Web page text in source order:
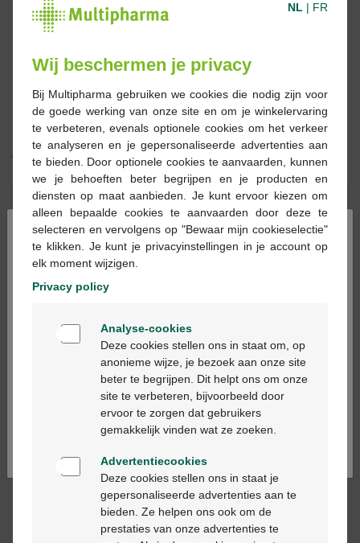
16,01 €
Commander Réserver
En stock en ligne
Quantité max. = 12
Les jours ouvrables commandé avant 12h, livré
le jour ouvrable suivant
gratuite dans votre pharmacie Multipharma
Livraison à domicilegratuiteà partir de 55 €
Paiement
sécurisé
Service clientèle
par chat ou formulaire de contact
Description du produit
×
Bienvenue
Ga verder in het nederlands
Continuez en français
NL | FR
Wij beschermen je privacy
Bij Multipharma gebruiken we cookies die nodig zijn voor
de goede werking van onze site en om je winkelervaring
te verbeteren, evenals optionele cookies om het verkeer
te analyseren en je gepersonaliseerde advertenties aan
te bieden. Door optionele cookies te aanvaarden, kunnen
we je behoeften beter begrijpen en je producten en
diensten op maat aanbieden. Je kunt ervoor kiezen om
alleen bepaalde cookies te aanvaarden door deze te
selecteren en vervolgens op "Bewaar mijn cookieselectie"
te klikken. Je kunt je privacyinstellingen in je account op
elk moment wijzigen.
Privacy policy
Analyse-cookies
Deze cookies stellen ons in staat om, op
anonieme wijze, je bezoek aan onze site
beter te begrijpen. Dit helpt ons om onze
site te verbeteren, bijvoorbeeld door
ervoor te zorgen dat gebruikers
gemakkelijk vinden wat ze zoeken.
Advertentiecookies
Deze cookies stellen ons in staat je
gepersonaliseerde advertenties aan te
bieden. Ze helpen ons ook om de
prestaties van onze advertenties te